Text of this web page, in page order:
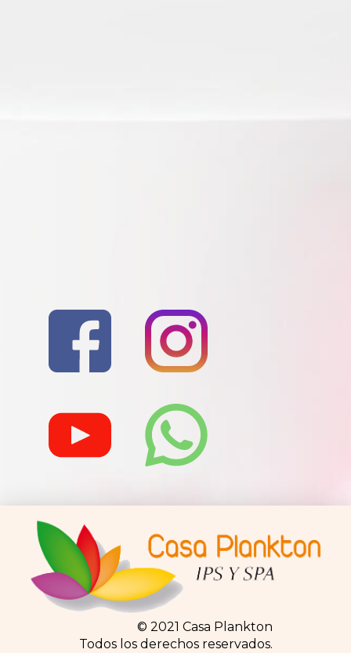
© 2021 Casa Plankton
Todos los derechos reservados.